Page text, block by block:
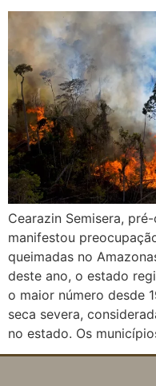
Cearazin Semisera,
manifestou
queimadas no
deste ano, o estado
o maior número desde
seca severa,
no estado. Os